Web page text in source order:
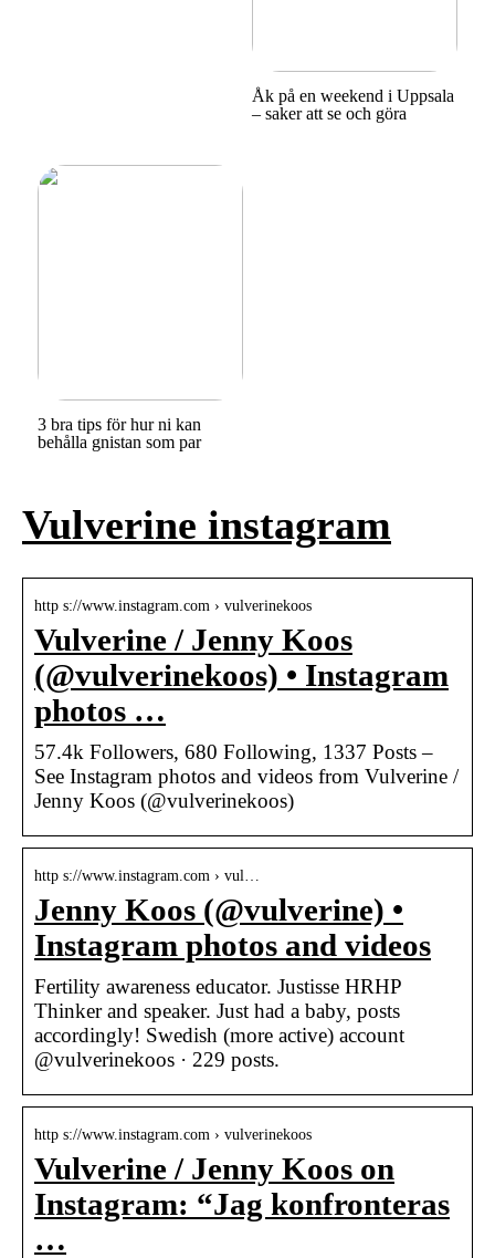
Åk på en weekend i Uppsala
– saker att se och göra
3 bra tips för hur ni kan
behålla gnistan som par
Vulverine instagram
http s://www.instagram.com › vulverinekoos
Vulverine / Jenny Koos
(@vulverinekoos) • Instagram
photos …
57.4k Followers, 680 Following, 1337 Posts –
See Instagram photos and videos from Vulverine /
Jenny Koos (@vulverinekoos)
http s://www.instagram.com › vul…
Jenny Koos (@vulverine) •
Instagram photos and videos
Fertility awareness educator. Justisse HRHP
Thinker and speaker. Just had a baby, posts
accordingly! Swedish (more active) account
@vulverinekoos · 229 posts.
http s://www.instagram.com › vulverinekoos
Vulverine / Jenny Koos on
Instagram: “Jag konfronteras
…